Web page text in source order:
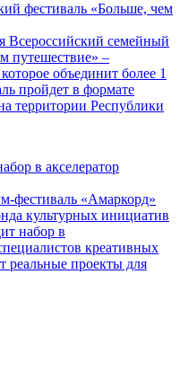
фестиваль «Больше, чем
Всероссийский семейный
путешествие» –
объединит более 1
пройдет в формате
территории Республики
в акселератор
фестиваль «Амаркорд»
культурных инициатив
набор в
креативных
реальные проекты для